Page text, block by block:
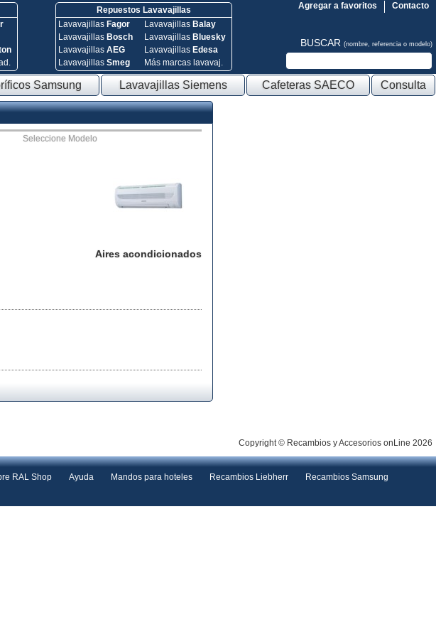
Repuestos Lavavajillas
Lavavajillas Fagor
Lavavajillas Bosch
Lavavajillas AEG
Lavavajillas Smeg
Lavavajillas Balay
Lavavajillas Bluesky
Lavavajillas Edesa
Más marcas lavavaj.
Contacto
Agregar a favoritos
BUSCAR (nombre, referencia o modelo)
Samsung Lavavajillas Siemens Cafeteras SAECO Consulta
Seleccione Modelo
Aires acondicionados
Copyright © Recambios y Accesorios onLine 2026
RAL Shop Ayuda Mandos para hoteles Recambios Liebherr
Recambios Samsung